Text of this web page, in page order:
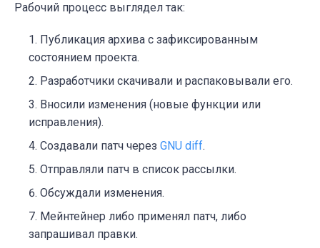
Рабочий процесс выглядел так:
Публикация архива с зафиксированным
состоянием проекта.
Разработчики скачивали и распаковывали его.
Вносили изменения (новые функции или
исправления).
Создавали патч через GNU diff.
Отправляли патч в список рассылки.
Обсуждали изменения.
Мейнтейнер либо применял патч, либо
запрашивал правки.